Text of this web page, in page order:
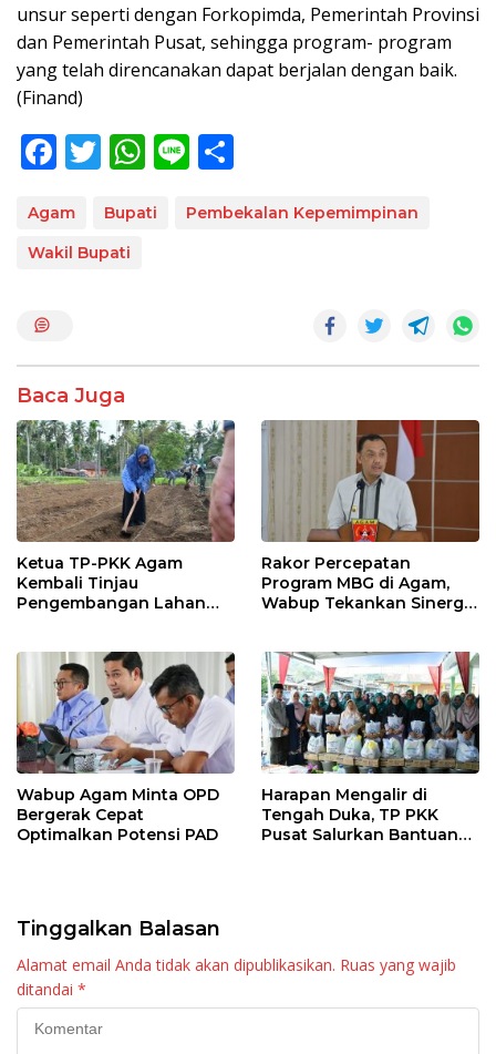
unsur seperti dengan Forkopimda, Pemerintah Provinsi
dan Pemerintah Pusat, sehingga program- program
yang telah direncanakan dapat berjalan dengan baik.
(Finand)
F
e
b
k
T
itt
er
W
at
p
Li
e ar
Agam Bupati
Pembekalan Kepemimpinan
Wakil Bupati
Baca Juga
Ketua TP-PKK Agam
Kembali Tinjau
Pengembangan Lahan
Rakor Percepatan
Program MBG di Agam,
Wabup Tekankan Sinergi
Wabup Agam Minta OPD
Bergerak Cepat
Optimalkan Potensi PAD
Harapan Mengalir di
Tengah Duka, TP PKK
Pusat Salurkan Bantuan
Tinggalkan Balasan
Alamat email Anda tidak akan dipublikasikan. Ruas yang wajib
ditandai *